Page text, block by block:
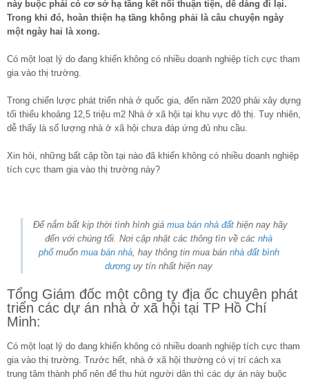
này buộc phải có cơ sở hạ tầng kết nối thuận tiện, dễ dàng đi lại.
Trong khi đó, hoàn thiện hạ tầng không phải là câu chuyện ngày
một ngày hai là xong.
Có một loạt lý do đang khiến không có nhiều doanh nghiệp tích cực tham
gia vào thị trường.
Trong chiến lược phát triển nhà ở quốc gia, đến năm 2020 phải xây dựng
tối thiểu khoảng 12,5 triệu m2 Nhà ở xã hội tại khu vực đô thị. Tuy nhiên,
dễ thấy là số lượng nhà ở xã hội chưa đáp ứng đủ nhu cầu.
Xin hỏi, những bất cập tồn tại nào đã khiến không có nhiều doanh nghiệp
tích cực tham gia vào thị trường này?
Để nắm bất kịp thời tình hình giá mua bán nhà đấthiện nay hãy
đến với chúng tối. Nơi cập nhật các thông tìn về các nhà
phốmuốn mua bán nhà, hay thông tin mua bán nhà đất bình
dương uy tín nhất hiện nay
Tổng Giám đốc một công ty địa ốc chuyên phát
triển các dự án nhà ở xã hội tại TP Hồ Chí
Minh:
Có một loạt lý do đang khiến không có nhiều doanh nghiệp tích cực tham
gia vào thị trường. Trước hết, nhà ở xã hội thường có vị trí cách xa
trung tâm thành phố nên để thu hút người dân thì các dự án này buộc